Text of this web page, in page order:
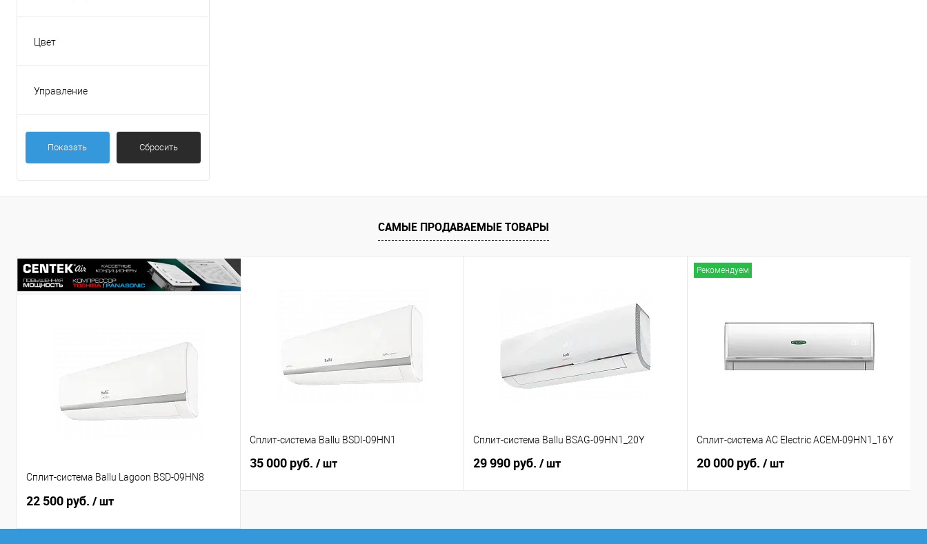
Цвет
Управление
Показать Сбросить
САМЫЕ ПРОДАВАЕМЫЕ ТОВАРЫ
Сплит-система Ballu Lagoon BSD-09HN8
22 500 руб. / шт
Сплит-система Ballu BSDI-09HN1
35 000 руб. / шт
Сплит-система Ballu BSAG-09HN1_20Y
29 990 руб. / шт
Рекомендуем
Сплит-система AC Electric ACEM-09HN1_16Y
20 000 руб. / шт